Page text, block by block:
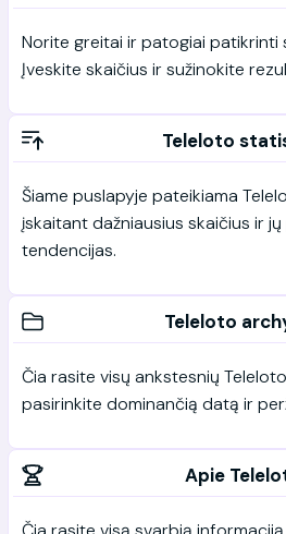
Norite greitai ir patogiai patikrinti
Įveskite skaičius ir sužinokite
Teleloto
Šiame puslapyje pateikiama
įskaitant dažniausius skaičius ir
tendencijas.
Teleloto
Čia rasite visų ankstesnių
pasirinkite dominančią datą ir
Apie